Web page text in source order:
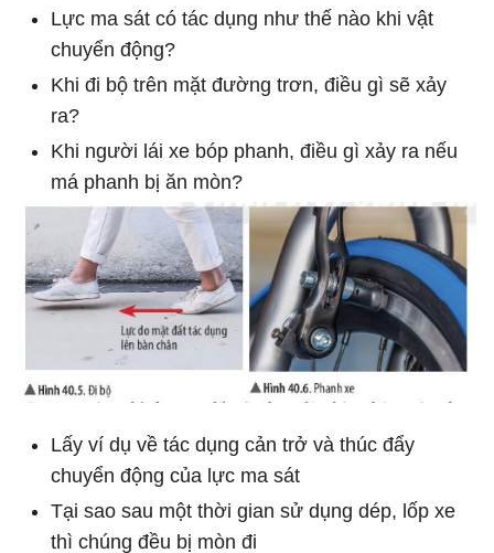
Lực ma sát có tác dụng như thế nào khi vật
chuyển động?
Khi đi bộ trên mặt đường trơn, điều gì sẽ xảy
ra?
Khi người lái xe bóp phanh, điều gì xảy ra nếu
má phanh bị ăn mòn?
Lấy ví dụ về tác dụng cản trở và thúc đẩy
chuyển động của lực ma sát
Tại sao sau một thời gian sử dụng dép, lốp xe
thì chúng đều bị mòn đi